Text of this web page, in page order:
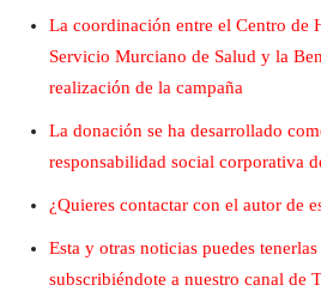
La coordinación entre el Centro de
Servicio Murciano de Salud y la
realización de la campaña
La donación se ha desarrollado
responsabilidad social corporativa
¿Quieres contactar con el autor de
Esta y otras noticias puedes
subscribiéndote a nuestro canal de